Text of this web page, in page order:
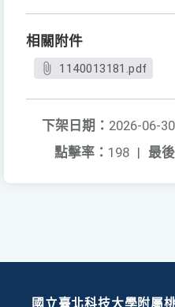
相關附件
1140013181.pdf
下架日期： 2026-06-30
最
點擊率： 198 |
國立臺北科技大學附屬